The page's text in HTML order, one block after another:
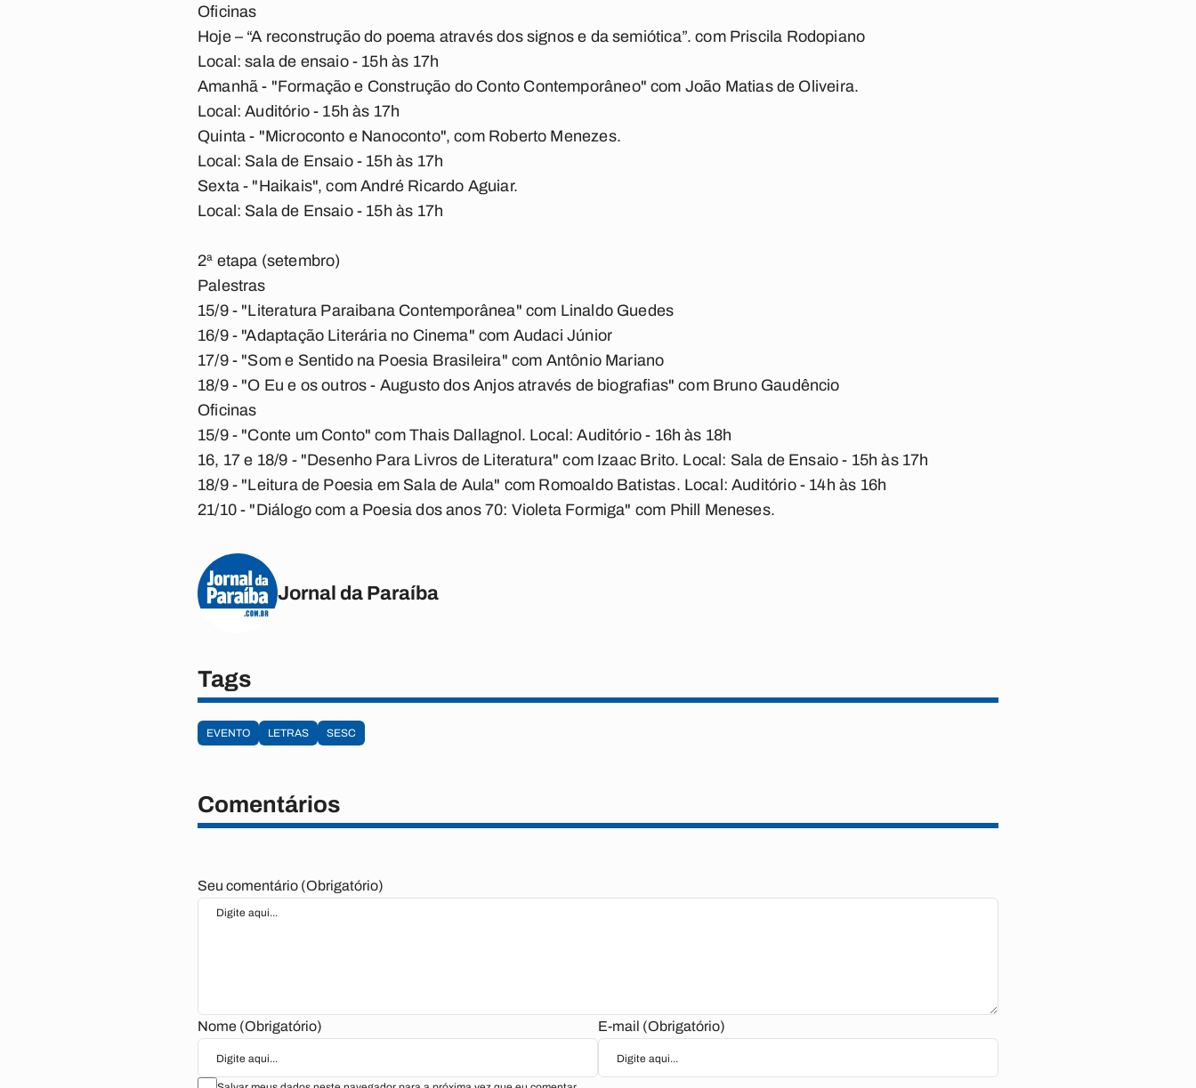
Oficinas
Hoje – “A reconstrução do poema através dos signos e da semiótica”. com Priscila Rodopiano
Local: sala de ensaio - 15h às 17h
Amanhã - "Formação e Construção do Conto Contemporâneo" com João Matias de Oliveira.
Local: Auditório - 15h às 17h
Quinta - "Microconto e Nanoconto", com Roberto Menezes.
Local: Sala de Ensaio - 15h às 17h
Sexta - "Haikais", com André Ricardo Aguiar.
Local: Sala de Ensaio - 15h às 17h
2ª etapa (setembro)
Palestras
15/9 - "Literatura Paraibana Contemporânea" com Linaldo Guedes
16/9 - "Adaptação Literária no Cinema" com Audaci Júnior
17/9 - "Som e Sentido na Poesia Brasileira" com Antônio Mariano
18/9 - "O Eu e os outros - Augusto dos Anjos através de biografias" com Bruno Gaudêncio
Oficinas
15/9 - "Conte um Conto" com Thais Dallagnol. Local: Auditório - 16h às 18h
16, 17 e 18/9 - "Desenho Para Livros de Literatura" com Izaac Brito. Local: Sala de Ensaio - 15h às 17h
18/9 - "Leitura de Poesia em Sala de Aula" com Romoaldo Batistas. Local: Auditório - 14h às 16h
21/10 - "Diálogo com a Poesia dos anos 70: Violeta Formiga" com Phill Meneses.
Jornal da Paraíba
Tags
EVENTO LETRAS SESC
Comentários
Seu comentário (Obrigatório)
Nome (Obrigatório) E-mail (Obrigatório)